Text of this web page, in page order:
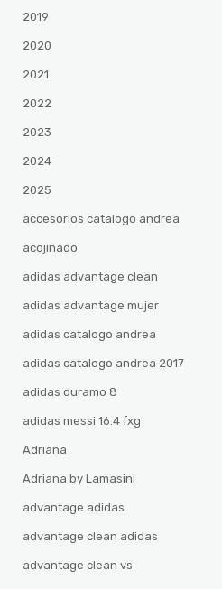
2019
2020
2021
2022
2023
2024
2025
accesorios catalogo andrea
acojinado
adidas advantage clean
adidas advantage mujer
adidas catalogo andrea
adidas catalogo andrea 2017
adidas duramo 8
adidas messi 16.4 fxg
Adriana
Adriana by Lamasini
advantage adidas
advantage clean adidas
advantage clean vs